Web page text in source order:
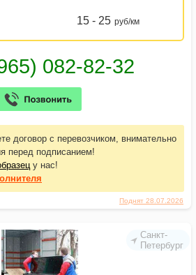
Поднят 28.07.2026
15 - 25 руб/км
договор с перевозчиком, внимательно
перед подписанием!
у нас!
Санкт-
Петербург